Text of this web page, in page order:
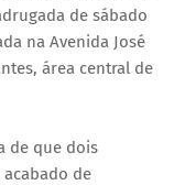
de sábado
na Avenida José
área central de
de que dois
de